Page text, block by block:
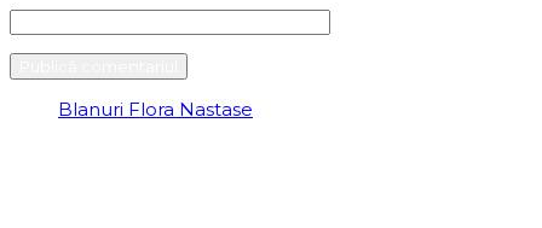
Blanuri Flora Nastase